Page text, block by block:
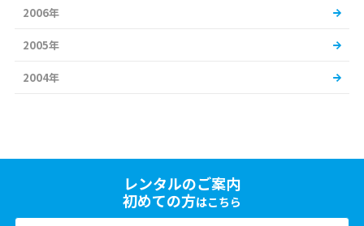
2006年
2005年
2004年
レンタルのご案内
初めての方はこちら